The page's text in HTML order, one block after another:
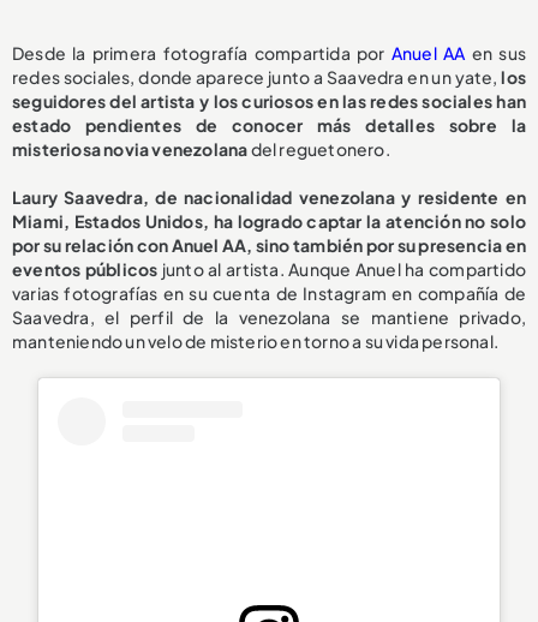
Desde la primera fotografía compartida por Anuel AA en sus
redes sociales, donde aparece junto a Saavedra en un yate, los
seguidores del artista y los curiosos en las redes sociales han
estado pendientes de conocer más detalles sobre la
misteriosa novia venezolanadel reguetonero.
Laury Saavedra, de nacionalidad venezolana y residente en
Miami, Estados Unidos, ha logrado captar la atención no solo
por su relación con Anuel AA, sino también por su presencia en
eventos públicos junto al artista. Aunque Anuel ha compartido
varias fotografías en su cuenta de Instagram en compañía de
Saavedra, el perfil de la venezolana se mantiene privado,
manteniendo un velo de misterio en torno a su vida personal.